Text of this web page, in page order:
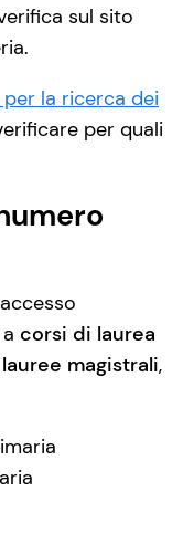
sul sito
per la ricerca dei
per quali
corsi di laurea
magistrali,